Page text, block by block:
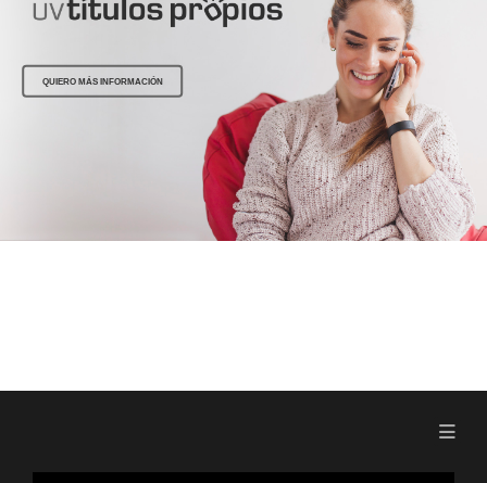
QUIERO MÁS INFORMACIÓN